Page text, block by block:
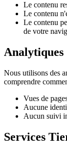
Le contenu
Le contenu
Le contenu
de votre
Analytiques
Nous utilisons des
comprendre
Vues de
Aucune
Aucun suivi
Services